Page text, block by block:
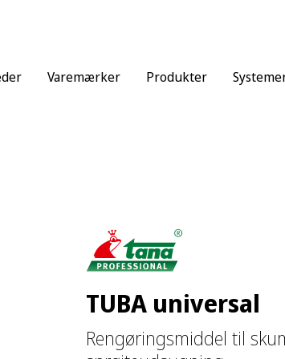
Varemærker Produkter
TUBA universal
Rengøringsmiddel til